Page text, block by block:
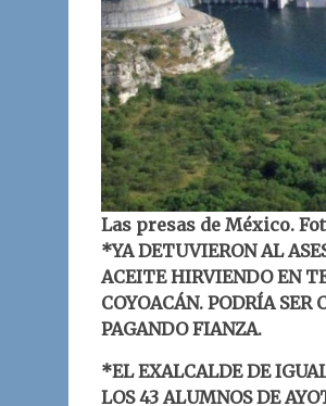
Las presas de México.
*YA DETUVIERON AL
ACEITE HIRVIENDO EN
COYOACÁN. PODRÍA SER
PAGANDO FIANZA.
*EL EXALCALDE DE
LOS 43 ALUMNOS DE